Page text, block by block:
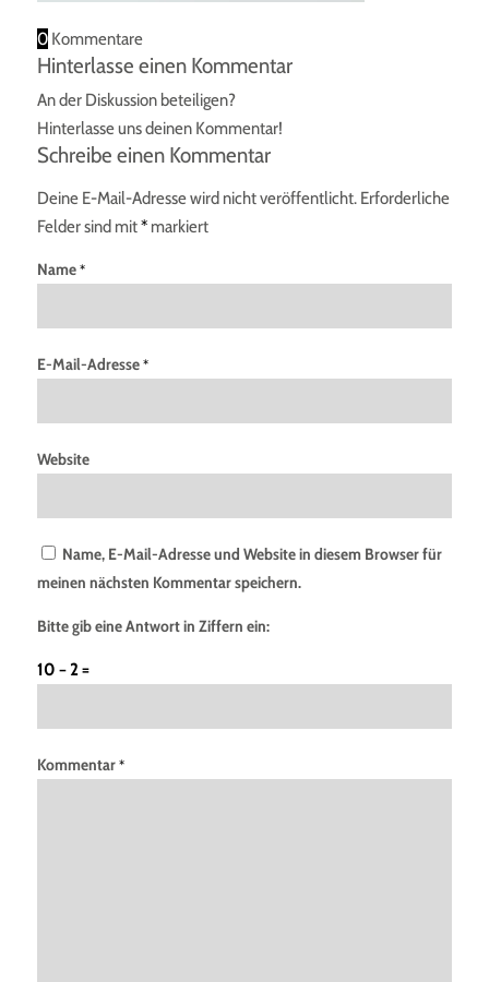
0 Kommentare
Hinterlasse einen Kommentar
An der Diskussion beteiligen?
Hinterlasse uns deinen Kommentar!
Schreibe einen Kommentar
Deine E-Mail-Adresse wird nicht veröffentlicht. Erforderliche
Felder sind mit*markiert
Name*
E-Mail-Adresse*
Website
Name, E-Mail-Adresse und Website in diesem Browser für
meinen nächsten Kommentar speichern.
Bitte gib eine Antwort in Ziffern ein:
10 − 2 =
Kommentar*